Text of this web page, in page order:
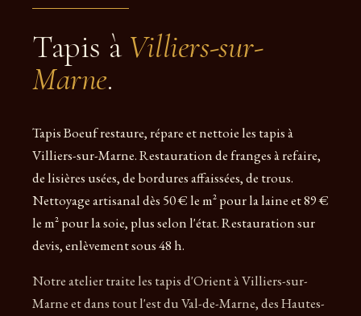
Tapis à Villiers-sur-
Marne.
Tapis Boeuf restaure, répare et nettoie les tapis à
Villiers-sur-Marne. Restauration de franges à refaire,
de lisières usées, de bordures affaissées, de trous.
Nettoyage artisanal dès 50 € le m² pour la laine et 89 €
le m² pour la soie, plus selon l'état. Restauration sur
devis, enlèvement sous 48 h.
Notre atelier traite les tapis d'Orient à Villiers-sur-
Marne et dans tout l'est du Val-de-Marne, des Hautes-